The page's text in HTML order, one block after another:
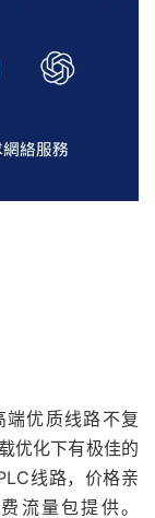
端优质线路不复
优化下有极佳的
线路，价格亲
流量包提供。